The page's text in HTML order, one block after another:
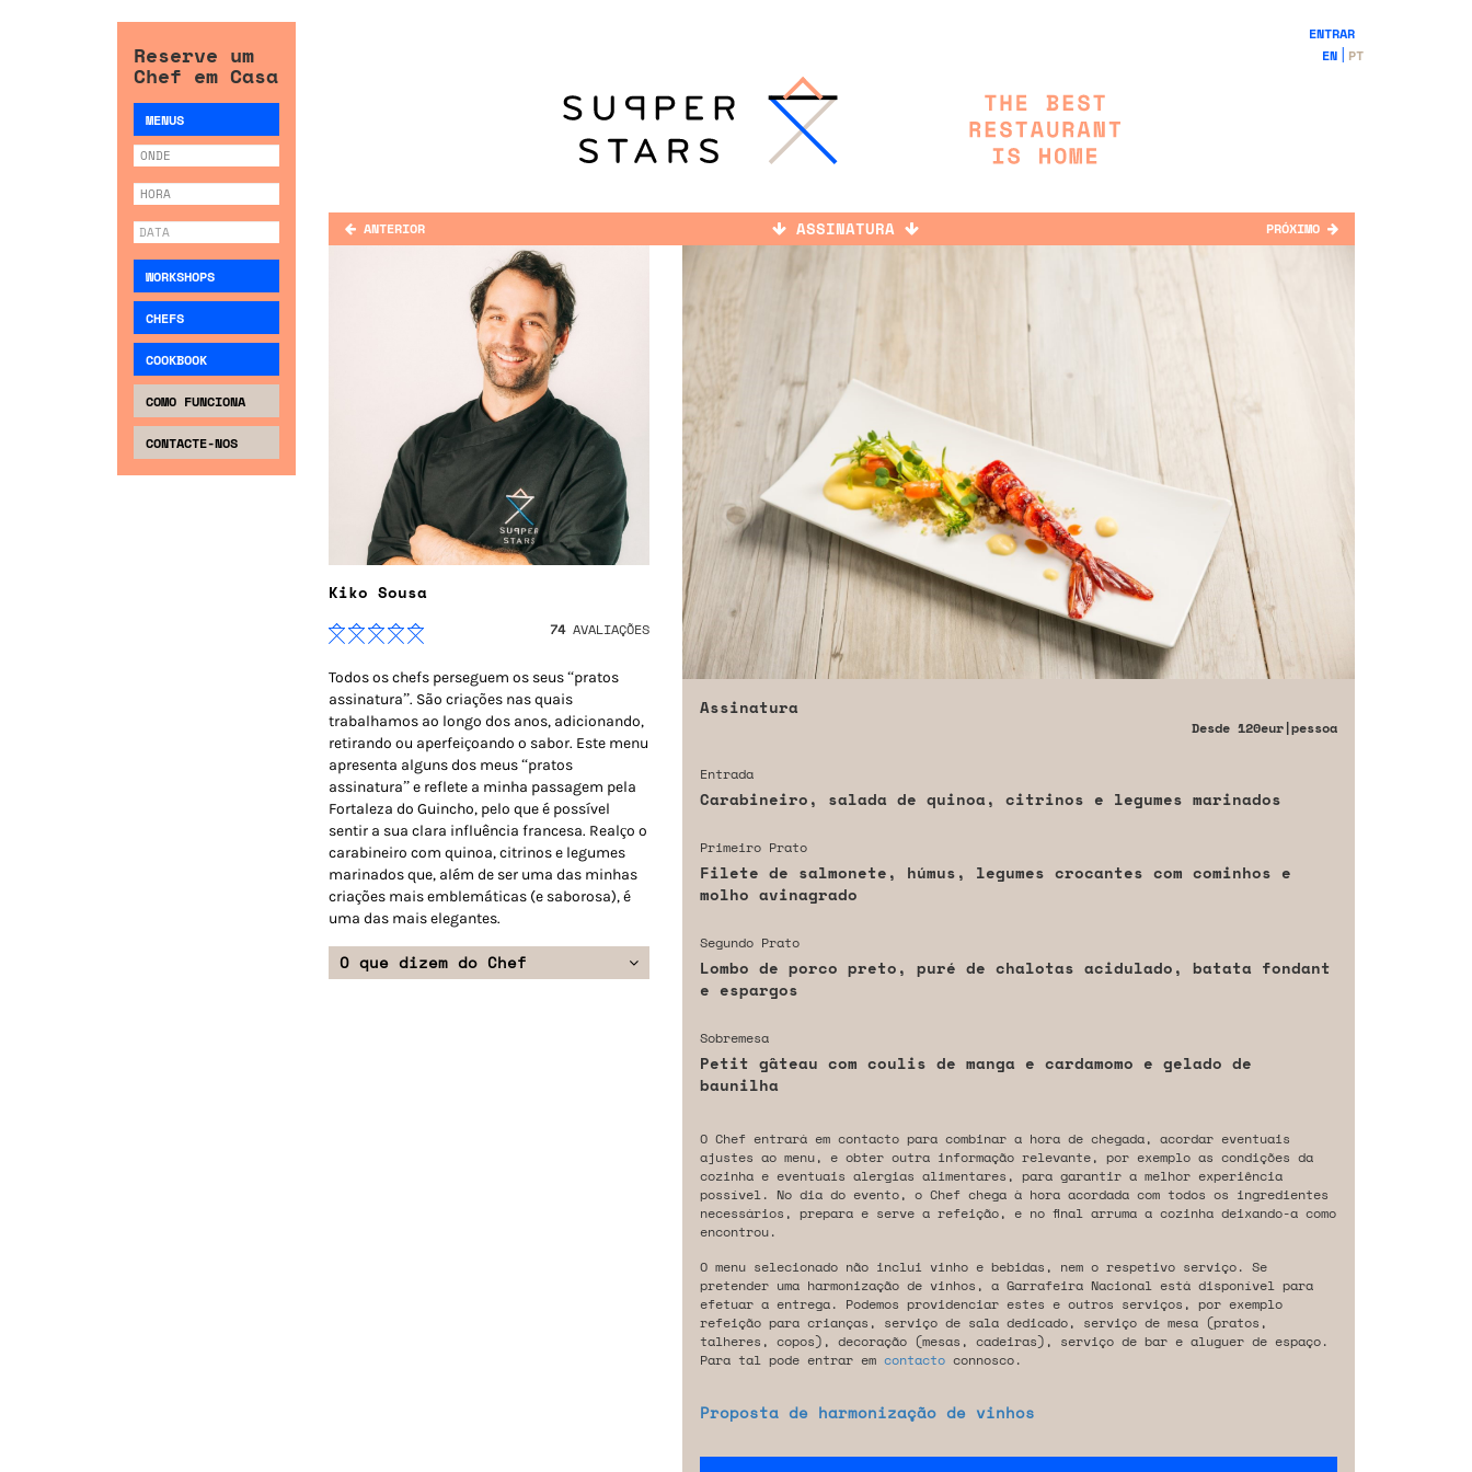
Reserve um
Chef em Casa
MENUS
WORKSHOPS
CHEFS
COOKBOOK
COMO FUNCIONA
CONTACTE-NOS
ENTRAR
EN
PT
ANTERIOR ASSINATURA PRÓXIMO
Kiko Sousa
74AVALIAÇÕES
Todos os chefs perseguem os seus “pratos
assinatura”. São criações nas quais
trabalhamos ao longo dos anos, adicionando,
retirando ou aperfeiçoando o sabor. Este menu
apresenta alguns dos meus “pratos
assinatura” e reflete a minha passagem pela
Fortaleza do Guincho, pelo que é possível
sentir a sua clara influência francesa. Realço o
carabineiro com quinoa, citrinos e legumes
marinados que, além de ser uma das minhas
criações mais emblemáticas (e saborosa), é
uma das mais elegantes.
O que dizem do Chef
Assinatura
Desde 120eur|pessoa
Entrada
Carabineiro, salada de quinoa, citrinos e legumes marinados
Primeiro Prato
Filete de salmonete, húmus, legumes crocantes com cominhos e
molho avinagrado
Segundo Prato
Lombo de porco preto, puré de chalotas acidulado, batata fondant
e espargos
Sobremesa
Petit gâteau com coulis de manga e cardamomo e gelado de
baunilha
O Chef entrará em contacto para combinar a hora de chegada, acordar eventuais
ajustes ao menu, e obter outra informação relevante, por exemplo as condições da
cozinha e eventuais alergias alimentares, para garantir a melhor experiência
possível. No dia do evento, o Chef chega à hora acordada com todos os ingredientes
necessários, prepara e serve a refeição, e no final arruma a cozinha deixando-a como
encontrou.
O menu selecionado não inclui vinho e bebidas, nem o respetivo serviço. Se
pretender uma harmonização de vinhos, a Garrafeira Nacional está disponível para
efetuar a entrega. Podemos providenciar estes e outros serviços, por exemplo
refeição para crianças, serviço de sala dedicado, serviço de mesa (pratos,
talheres, copos), decoração (mesas, cadeiras), serviço de bar e aluguer de espaço.
Para tal pode entrar em contactoconnosco.
Proposta de harmonização de vinhos